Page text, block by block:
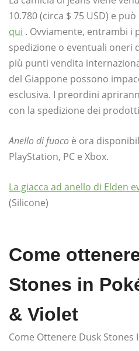
10.780 (circa $ 75 USD) e
qui . Ovviamente, entrambi i
spedizione o eventuali oneri
più punti vendita
del Giappone possono
esclusiva. I preordini
con la spedizione dei
Anello di fuoco è ora
PlayStation, PC e Xbox.
La giacca ad anello di Elden
(Silicone)
Come
Stones in
& Violet
Come Ottenere Dusk Stones